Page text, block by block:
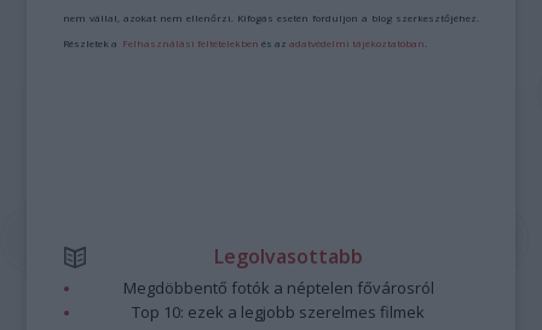
nem vállal, azokat nem ellenőrzi. Kifogás esetén forduljon a blog szerkesztőjéhez.
Részletek a Felhasználási feltételekben és azadatvédelmi tájékoztatóban
Legolvasottabb
Megdöbbentő fotók a néptelen fővárosról
Top 10: ezek a legjobb szerelmes filmek